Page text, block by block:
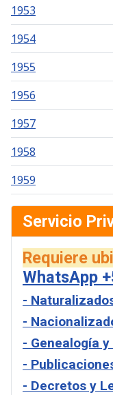
1953
1954
1955
1956
1957
1958
1959
Servicio
Requiere
WhatsApp
-
-
- Genealogía
-
- Decretos y